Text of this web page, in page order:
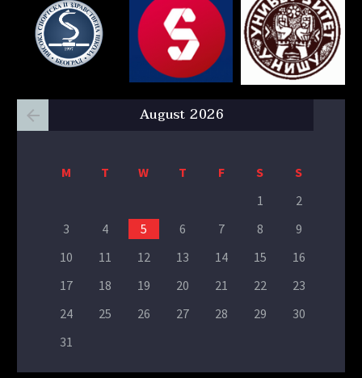
August 2026
M T W T F S
S
1
2
3
4 5 6 7 8
9
10
11 12 13 14 15
16
17
18 19 20 21 22
23
24
25 26 27 28 29
30
31